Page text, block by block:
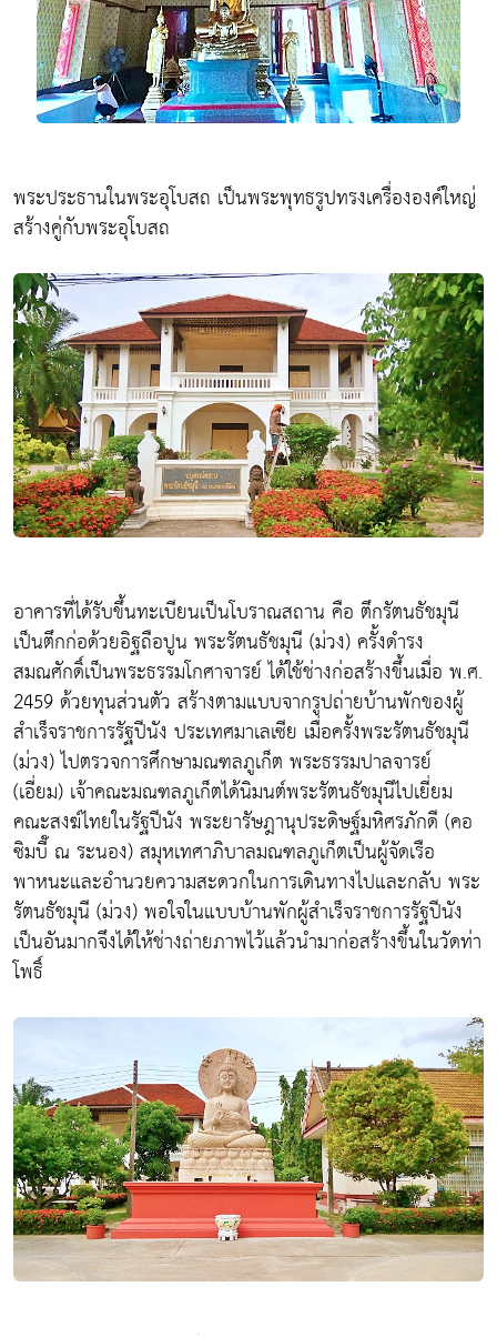
พระประธานในพระอุโบสถ เป็นพระพุทธรูปทรงเครื่ององค์ใหญ่
สร้างคู่กับพระอุโบสถ
อาคารที่ได้รับขึ้นทะเบียนเป็นโบราณสถาน คือ ตึกรัตนธัชมุนี
เป็นตึกก่อด้วยอิฐถือปูน พระรัตนธัชมุนี (ม่วง) ครั้งดำรง
สมณศักดิ์เป็นพระธรรมโกศาจารย์ ได้ใช้ช่างก่อสร้างขึ้นเมื่อ พ.ศ.
2459 ด้วยทุนส่วนตัว สร้างตามแบบจากรูปถ่ายบ้านพักของผู้
สำเร็จราชการรัฐปีนัง ประเทศมาเลเซีย เมื่อครั้งพระรัตนธัชมุนี
(ม่วง) ไปตรวจการศึกษามณฑลภูเก็ต พระธรรมปาลจารย์
(เอี่ยม) เจ้าคณะมณฑลภูเก็ตได้นิมนต์พระรัตนธัชมุนีไปเยี่ยม
คณะสงฆ์ไทยในรัฐปีนัง พระยารัษฎานุประดิษฐ์มหิศรภักดี (คอ
ซิมบี๊ ณ ระนอง) สมุหเทศาภิบาลมณฑลภูเก็ตเป็นผู้จัดเรือ
พาหนะและอำนวยความสะดวกในการเดินทางไปและกลับ พระ
รัตนธัชมุนี (ม่วง) พอใจในแบบบ้านพักผู้สำเร็จราชการรัฐปีนัง
เป็นอันมากจึงได้ให้ช่างถ่ายภาพไว้แล้วนำมาก่อสร้างขึ้นในวัดท่า
โพธิ์